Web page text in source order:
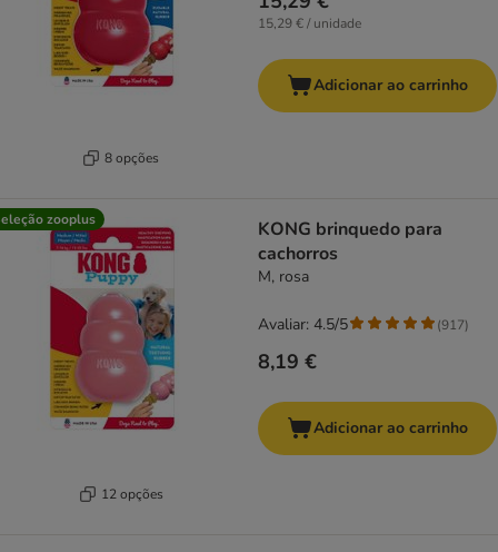
8 opções
15,29 € / unidade
Adicionar ao carrinho
zooplus
12 opções
KONG brinquedo para
cachorros
M, rosa
8,19 €
Avaliar: 4.5/5 (917)
Adicionar ao carrinho